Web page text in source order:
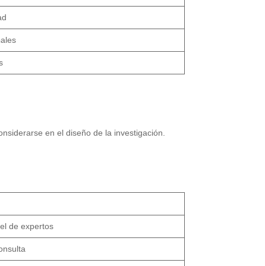
en el diseño de la investigación.
de expertos